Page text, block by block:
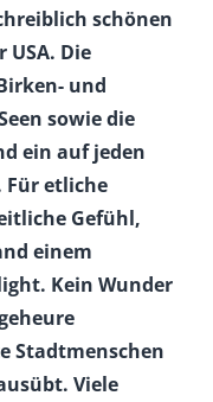
schönen
Die
und
sowie die
ein auf jeden
Für etliche
Gefühl,
einem
Kein Wunder
Stadtmenschen
Viele